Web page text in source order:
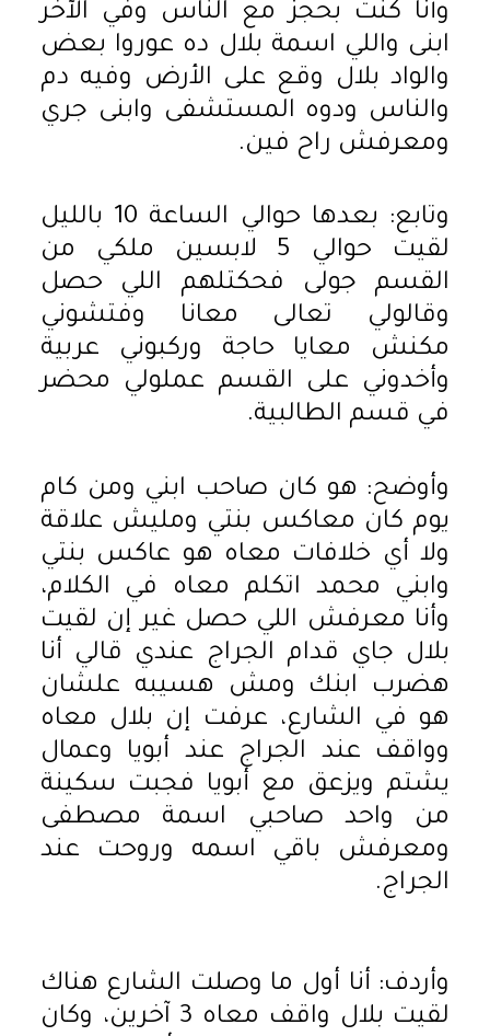
وأنا كنت بحجز مع الناس وفي الآخر
ابنى واللي اسمة بلال ده عوروا بعض
والواد بلال وقع على الأرض وفيه دم
والناس ودوه المستشفى وابنى جري
ومعرفش راح فين.
وتابع: بعدها حوالي الساعة 10 بالليل
لقيت حوالي 5 لابسين ملكي من
القسم جولى فحكتلهم اللي حصل
وقالولي تعالى معانا وفتشوني
مكنش معايا حاجة وركبوني عربية
وأخدوني على القسم عملولي محضر
في قسم الطالبية.
وأوضح: هو كان صاحب ابني ومن كام
يوم كان معاكس بنتي ومليش علاقة
ولا أي خلافات معاه هو عاكس بنتي
وابني محمد اتكلم معاه في الكلام،
وأنا معرفش اللي حصل غير إن لقيت
بلال جاي قدام الجراج عندي قالي أنا
هضرب ابنك ومش هسيبه علشان
هو في الشارع، عرفت إن بلال معاه
وواقف عند الجراج عند أبويا وعمال
يشتم ويزعق مع أبويا فجبت سكينة
من واحد صاحبي اسمة مصطفى
ومعرفش باقي اسمه وروحت عند
الجراج.
وأردف: أنا أول ما وصلت الشارع هناك
لقيت بلال واقف معاه 3 آخرين، وكان